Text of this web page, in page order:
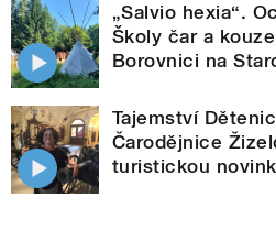
„Salvio hexia“.
Školy čar a
Borovnici na
Tajemství
Čarodějnice
turistickou